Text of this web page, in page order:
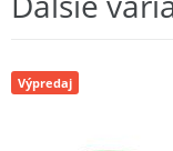
Výpredaj